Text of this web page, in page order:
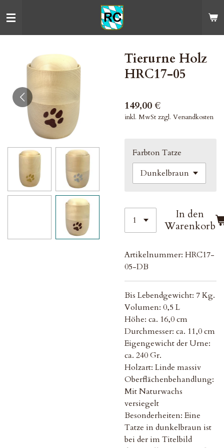
Hauptinhalt
springen
Tierurne Holz
HRC17-05
149,00 €
inkl. MwSt zzgl. Versandkosten
Farbton Tatze
In den
Warenkorb
Artikelnummer: HRC17-
05-DB
Bis Lebendgewicht: 7 Kg.
Volumen: 0,5 L
Höhe: ca. 16,0 cm
Durchmesser: ca. 11,0 cm
Eigengewicht der Urne:
ca. 240 Gr.
Holzart: Linde massiv
Oberflächenbehandlung:
Mit Naturwachs
versiegelt
Besonderheiten: Eine
Tatze in dunkelbraun ist
bei der im Titelbild